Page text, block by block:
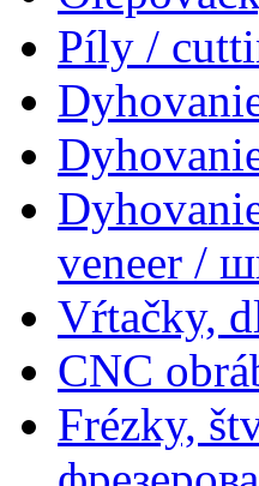
Píly /
veneer /
Vŕtačky,
CNC
Frézky,